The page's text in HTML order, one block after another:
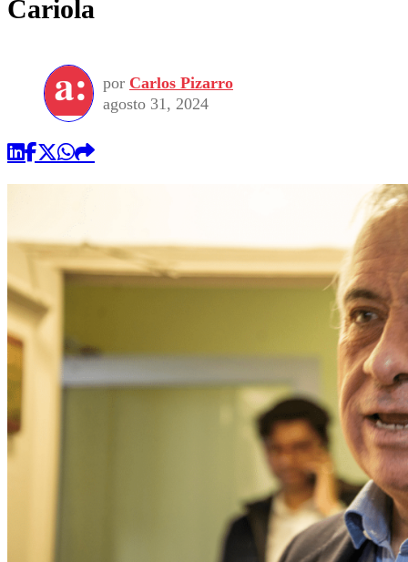
Cariola
por Carlos Pizarro
agosto 31, 2024